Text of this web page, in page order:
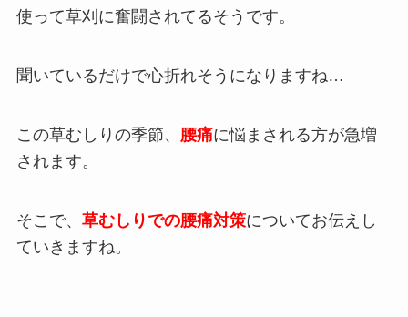
使って草刈に奮闘されてるそうです。
聞いているだけで心折れそうになりますね…
この草むしりの季節、 腰痛に悩まされる方が急増
されます。
そこで、 草むしりでの腰痛対策についてお伝えし
ていきますね。